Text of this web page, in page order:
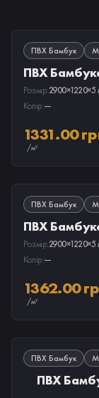
В НАЯВНОСТІ
ПВХ Бамбук
ПВХ
Розмір:2900×1220×5
Колір:—
1331.00
/м²
В НАЯВНОСТІ
ПВХ Бамбук
ПВХ
Розмір:2900×1220×5
Колір:—
1362.00
/м²
В НАЯВНОСТІ
ПВХ Бамбук
ПВХ